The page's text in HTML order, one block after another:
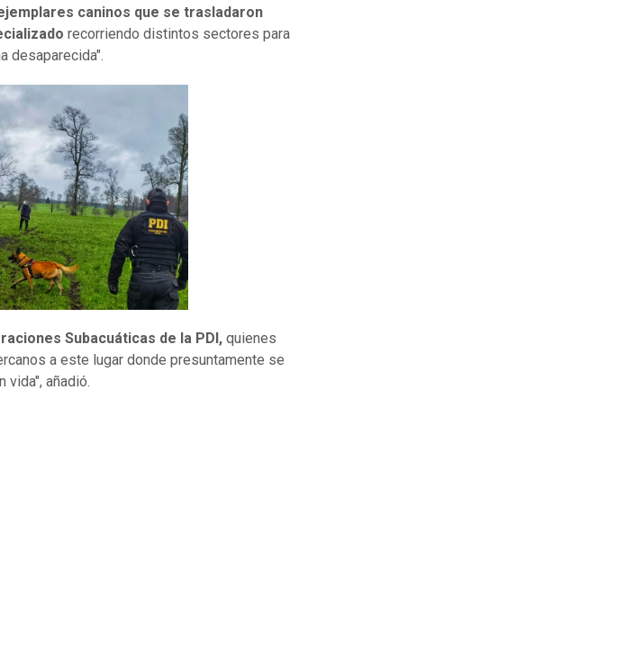
caninos que se trasladaron
recorriendo distintos sectores para
desaparecida".
Subacuáticas de la PDI, quienes
a este lugar donde presuntamente se
añadió.